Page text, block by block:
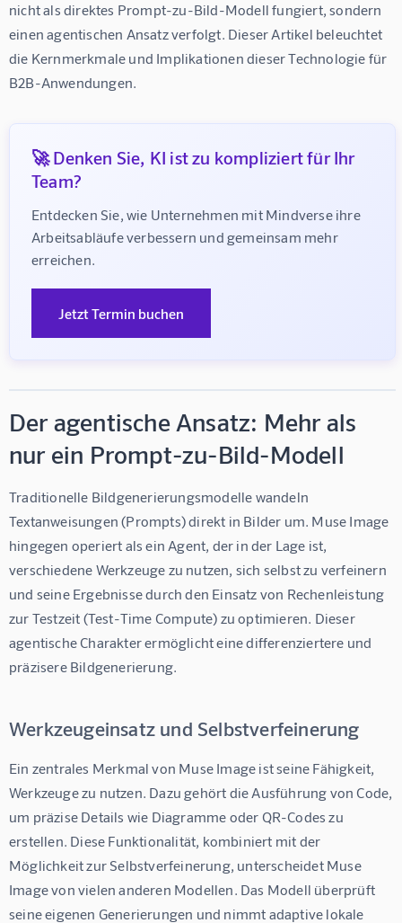
nicht als direktes Prompt-zu-Bild-Modell fungiert, sondern
einen agentischen Ansatz verfolgt. Dieser Artikel beleuchtet
die Kernmerkmale und Implikationen dieser Technologie für
B2B-Anwendungen.
🚀 Denken Sie, KI ist zu kompliziert für Ihr
Team?
Entdecken Sie, wie Unternehmen mit Mindverse ihre
Arbeitsabläufe verbessern und gemeinsam mehr
erreichen.
Jetzt Termin buchen
Der agentische Ansatz: Mehr als
nur ein Prompt-zu-Bild-Modell
Traditionelle Bildgenerierungsmodelle wandeln
Textanweisungen (Prompts) direkt in Bilder um. Muse Image
hingegen operiert als ein Agent, der in der Lage ist,
verschiedene Werkzeuge zu nutzen, sich selbst zu verfeinern
und seine Ergebnisse durch den Einsatz von Rechenleistung
zur Testzeit (Test-Time Compute) zu optimieren. Dieser
agentische Charakter ermöglicht eine differenziertere und
präzisere Bildgenerierung.
Werkzeugeinsatz und Selbstverfeinerung
Ein zentrales Merkmal von Muse Image ist seine Fähigkeit,
Werkzeuge zu nutzen. Dazu gehört die Ausführung von Code,
um präzise Details wie Diagramme oder QR-Codes zu
erstellen. Diese Funktionalität, kombiniert mit der
Möglichkeit zur Selbstverfeinerung, unterscheidet Muse
Image von vielen anderen Modellen. Das Modell überprüft
seine eigenen Generierungen und nimmt adaptive lokale